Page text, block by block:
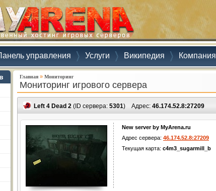
управления Услуги Википедия Компания
Главная » Мониторинг
Мониторинг игрового сервера
Left 4 Dead 2 (ID сервера: 5301) Адрес: 46.174.52.8:27209
New server by MyArena.ru
Адрес сервера: 46.174.52.8:27209
Текущая карта: c4m3_sugarmill_b